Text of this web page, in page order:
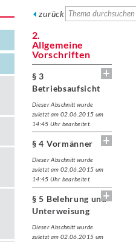
zurück
2.
Allgemeine
Vorschriften
§ 3
Betriebsaufsicht
Dieser Abschnitt wurde
zuletzt am 02.06.2015 um
14:45 Uhr bearbeitet.
§ 4 Vormänner
Dieser Abschnitt wurde
zuletzt am 02.06.2015 um
14:45 Uhr bearbeitet.
§ 5 Belehrung und
Unterweisung
Dieser Abschnitt wurde
zuletzt am 02.06.2015 um